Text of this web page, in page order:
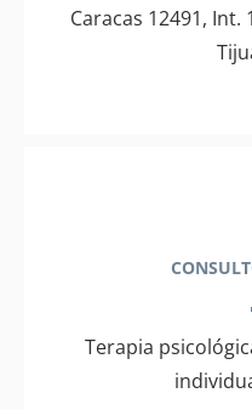
Caracas 12491, Int.
Terapia